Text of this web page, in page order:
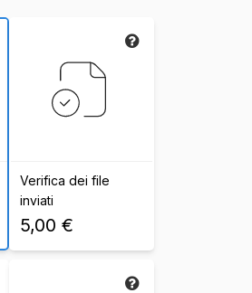
Verifica dei file
inviati
5,00 €